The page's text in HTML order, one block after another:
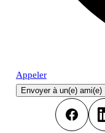
Appeler
Envoyer à un(e) ami(e)